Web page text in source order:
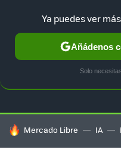
TESLA UBER AUTO
HOY SE HABLA DE
Mercado Libre IA
Ya puedes ver
Añádenos
Solo